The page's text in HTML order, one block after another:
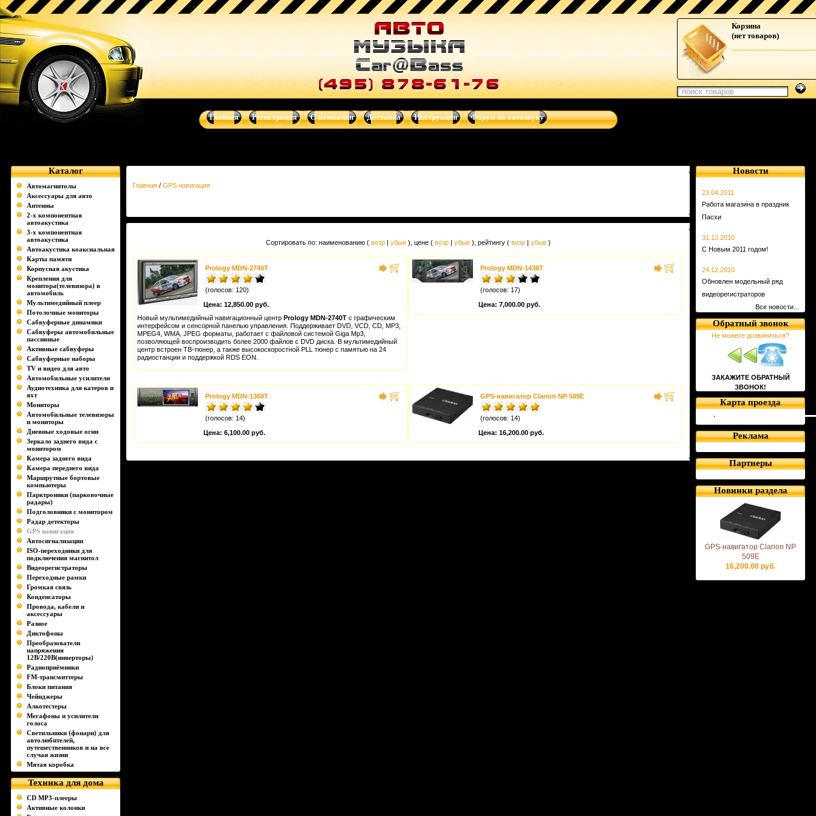
GPS навигация - Музыка для Вашего авто - автоакустика, автомагнитолы, сабвуферы, автотелевизоры, усилители, dvd-магнитолы, навигационные системы от Clarion, Mystery, Kicker,
Prology, Audio Art, Art Sound
Корзина
(нет товаров)
Главная Регистрация О компании Доставка Инструкции Форум по автозвуку
Каталог
Автомагнитолы
Аксессуары для авто
Антенны
2-х компонентная
автоакустика
3-х компонентная
автоакустика
Автоакустика коаксиальная
Карты памяти
Корпусная акустика
Крепления для
монитора(телевизора) в
автомобиль
Мультимедийный плеер
Потолочные мониторы
Сабвуферные динамики
Сабвуферы автомобильные
пассивные
Активные сабвуферы
Сабвуферные наборы
TV и видео для авто
Автомобильные усилители
Аудиотехника для катеров и
яхт
Мониторы
Автомобильные телевизоры
и мониторы
Дневные ходовые огни
Зеркало заднего вида с
монитором
Камера заднего вида
Камера переднего вида
Маршрутные бортовые
компьютеры
Парктроники (парковочные
радары)
Подголовники с монитором
Радар детекторы
GPS навигация
Автосигнализации
ISO-переходники для
подключения магнитол
Видеорегистраторы
Переходные рамки
Громкая связь
Конденсаторы
Провода, кабели и
аксессуары
Разное
Диктофоны
Преобразователи
напряжения
12В/220В(инверторы)
Радиоприёмники
FM-трансмиттеры
Блоки питания
Чейнджеры
Алкотестеры
Мегафоны и усилители
голоса
Светильники (фонари) для
автолюбителей,
путешественников и на все
случаи жизни
Мятая коробка
Техника для дома
CD MP3-плееры
Активные колонки
Главная / GPS навигация
Сортировать по: наименованию ( возр| убыв), цене ( возр| убыв), рейтингу ( возр| убыв)
Prology MDN-2740T
(голосов: 120)
Цена: 12,850.00 руб.
Новый мультимедийный навигационный центр Prology MDN-2740T с графическим
интерфейсом и сенсорной панелью управления. Поддерживает DVD, VCD, CD, MP3,
MPEG4, WMA, JPEG форматы, работает с файловой системой Giga Mp3,
позволяющей воспроизводить более 2000 файлов с DVD диска. В мультимедийный
центр встроен ТВ-тюнер, а также высокоскоростной PLL тюнер с памятью на 24
радиостанции и поддержкой RDS EON.
Prology MDN-1430T
(голосов: 17)
Цена: 7,000.00 руб.
Prology MDN-1360T
(голосов: 14)
Цена: 6,100.00 руб.
GPS-навигатор Clarion NP 509E
(голосов: 14)
Цена: 16,200.00 руб.
Новости
23.04.2011
Работа магазина в праздник
Пасхи
31.12.2010
С Новым 2011 годом!
24.12.2010
Обновлен модельный ряд
видеорегистраторов
Все новости...
Обратный звонок
Не можете дозвониться?
ЗАКАЖИТЕ ОБРАТНЫЙ
ЗВОНОК!
Карта проезда
Реклама
Партнеры
Новинки раздела
GPS-навигатор Clarion NP
509E
16,200.00 руб.